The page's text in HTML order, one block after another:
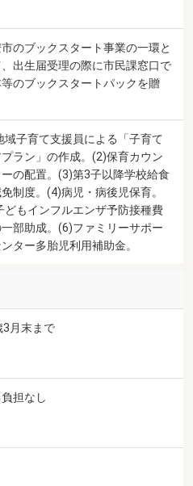
のブックスタート事業の一環と
、出生届受理の際に市民課窓口で
のブックスタートパックを贈
域子育て支援員による「子育て
ラン」の作成。(2)保育カウン
の配置。(3)第3子以降学校給食
制度。(4)病児・病後児保育。
どもインフルエンザ予防接種費
一部助成。(6)ファミリーサポー
ンター多胎児利用補助金。
3月末まで
担なし